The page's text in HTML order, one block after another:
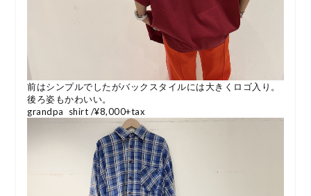
前はシンプルでしたがバックスタイルには大きくロゴ入り。
後ろ姿もかわいい。
grandpa shirt /¥8,000+tax